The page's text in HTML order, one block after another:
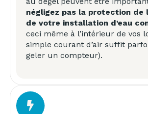
négligez pas la protection de
de votre installation d’eau
ceci même à l’intérieur de vos
simple courant d’air suffit
geler un compteur).